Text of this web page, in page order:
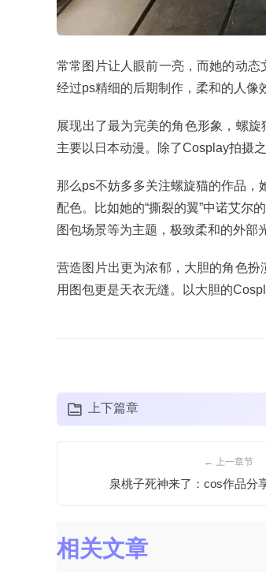
常常图片让人眼前一亮，而她的动
经过ps精细的后期制作，柔和的人像
展现出了最为完美的角色形象，螺
主要以日本动漫。除了Cosplay拍摄
那么ps不妨多多关注螺旋猫的作品，
配色。比如她的“撕裂的翼”中诺艾尔
图包场景等为主题，极致柔和的外
营造图片出更为浓郁，大胆的角色
用图包更是天衣无缝。以大胆的
上下篇章
← 上一章节
泉桃子死神来了：cos作品分
相关文章